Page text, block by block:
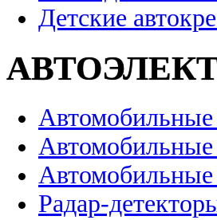
Детские
Автомобильные
Автомобильные
Радар-